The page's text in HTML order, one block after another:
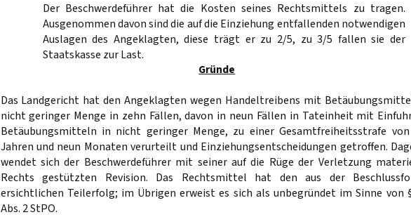
Der Beschwerdeführer hat die Kosten seines Rechtsmittels zu tragen.
Ausgenommen davon sind die auf die Einziehung entfallenden notwendigen
Auslagen des Angeklagten, diese trägt er zu 2/5, zu 3/5 fallen sie der
Staatskasse zur Last.
Gründe
Das Landgericht hat den Angeklagten wegen Handeltreibens mit
nicht geringer Menge in zehn Fällen, davon in neun Fällen in Tateinheit mit
Betäubungsmitteln in nicht geringer Menge, zu einer Gesamtfreiheitsstrafe
Jahren und neun Monaten verurteilt und Einziehungsentscheidungen getroffen.
wendet sich der Beschwerdeführer mit seiner auf die Rüge der Verletzung
Rechts gestützten Revision. Das Rechtsmittel hat den aus der
ersichtlichen Teilerfolg; im Übrigen erweist es sich als unbegründet im Sinne von
Abs. 2 StPO.